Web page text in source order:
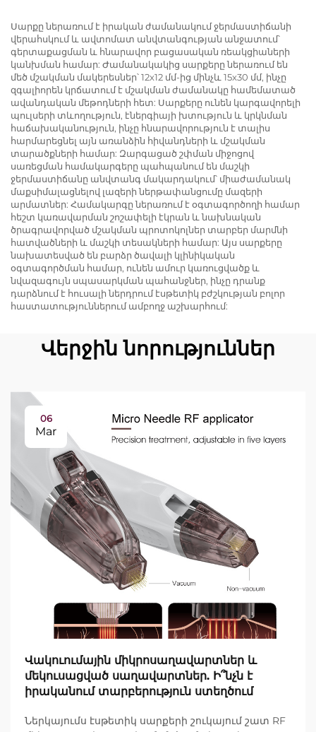
նվազեցման, մաշկի
վերաբարձման և
սեղմման, դեմքի
ռադիոհաճախային
սարք՝ քաշի կորստի և
մարմնի ձևավորման
համար
Սարքը ներառում է իրական ժամանակում ջերմաստիճանի
վերահսկում և ավտոմատ անվտանգության անջատում՝
գերտաքացման և հնարավոր բացասական ռեակցիաների
կանխման համար: Ժամանակակից սարքերը ներառում են
մեծ մշակման մակերեսներ՝ 12x12 մմ-ից մինչև 15x30 մմ, ինչը
զգալիորեն կրճատում է մշակման ժամանակը համեմատած
ավանդական մեթոդների հետ: Սարքերը ունեն կարգավորելի
պուլսերի տևողություն, էներգիայի խտություն և կրկնման
հաճախականություն, ինչը հնարավորություն է տալիս
հարմարեցնել այն առանձին հիվանդների և մշակման
տարածքների համար: Զարգացած շփման միջոցով
սառեցման համակարգերը պահպանում են մաշկի
ջերմաստիճանը անվտանգ մակարդակում՝ միաժամանակ
մաքսիմալացնելով լազերի ներթափանցումը մազերի
արմատներ: Համակարգը ներառում է օգտագործողի համար
հեշտ կառավարման շոշափելի էկրան և նախնական
ծրագրավորված մշակման պրոտոկոլներ տարբեր մարմնի
հատվածների և մաշկի տեսակների համար: Այս սարքերը
նախատեսված են բարձր ծավալի կլինիկական
օգտագործման համար, ունեն ամուր կառուցվածք և
նվազագույն սպասարկման պահանջներ, ինչը դրանք
դարձնում է հուսալի ներդրում էսթետիկ բժշկության բոլոր
հաստատություններում ամբողջ աշխարհում:
Վերջին նորություններ
06
Mar
Վակուումային միկրոսաղավարտներ և
մեկուսացված սաղավարտներ. Ի՞նչն է
իրականում տարբերություն ստեղծում
Ներկայումս էսթետիկ սարքերի շուկայում շատ RF